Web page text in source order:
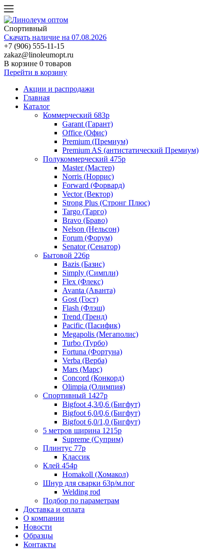
Спортивный
Скачать наличие на 07.08.2026
+7 (906) 555-11-15
zakaz@linoleumopt.ru
В корзине 0 товаров
Перейти в корзину
Акции и распродажи
Главная
Каталог
Коммерческий 683р
Garant (Гарант)
Office (Офис)
Premium (Премиум)
Premium AS (антистатический Премиум)
Полукоммерческий 475р
Master (Мастер)
Norris (Норрис)
Forward (Форвард)
Vector (Вектор)
Strong Plus (Стронг Плюс)
Targo (Тарго)
Bravo (Браво)
Nelson (Нельсон)
Forum (Форум)
Senator (Сенатор)
Бытовой 226р
Bazis (Базис)
Simply (Симпли)
Flex (Флекс)
Avanta (Аванта)
Gost (Гост)
Flash (Флэш)
Trend (Тренд)
Pacific (Пасифик)
Megapolis (Мегаполис)
Turbo (Турбо)
Fortuna (Фортуна)
Verba (Верба)
Mars (Марс)
Concord (Конкорд)
Olimpia (Олимпия)
Спортивный 1427р
Bigfoot 4,3/0,6 (Бигфут)
Bigfoot 6,0/0,6 (Бигфут)
Bigfoot 6,0/1,0 (Бигфут)
5 метров ширина 1215р
Supreme (Суприм)
Плинтус 77р
Классик
Клей 454р
Homakoll (Хомакол)
Шнур для сварки 63р/м.пог
Welding rod
Подбор по параметрам
Доставка и оплата
О компании
Новости
Образцы
Контакты